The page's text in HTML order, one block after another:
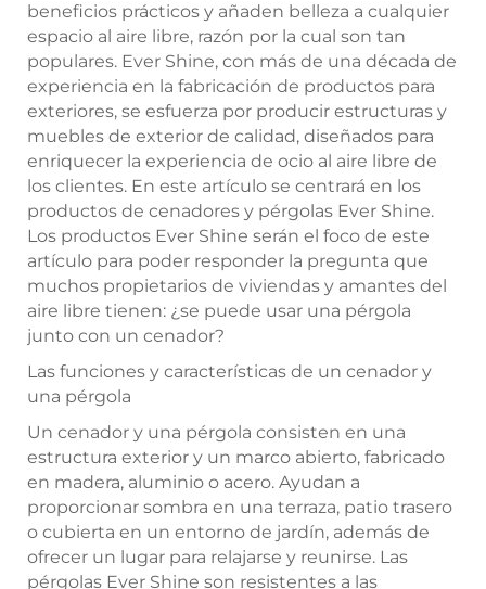
beneficios prácticos y añaden belleza a cualquier
espacio al aire libre, razón por la cual son tan
populares. Ever Shine, con más de una década de
experiencia en la fabricación de productos para
exteriores, se esfuerza por producir estructuras y
muebles de exterior de calidad, diseñados para
enriquecer la experiencia de ocio al aire libre de
los clientes. En este artículo se centrará en los
productos de cenadores y pérgolas Ever Shine.
Los productos Ever Shine serán el foco de este
artículo para poder responder la pregunta que
muchos propietarios de viviendas y amantes del
aire libre tienen: ¿se puede usar una pérgola
junto con un cenador?
Las funciones y características de un cenador y
una pérgola
Un cenador y una pérgola consisten en una
estructura exterior y un marco abierto, fabricado
en madera, aluminio o acero. Ayudan a
proporcionar sombra en una terraza, patio trasero
o cubierta en un entorno de jardín, además de
ofrecer un lugar para relajarse y reunirse. Las
pérgolas Ever Shine son resistentes a las